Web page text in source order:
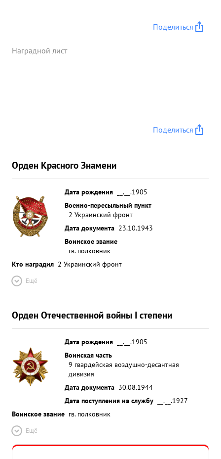
Поделиться
Наградной лист
Поделиться
Орден Красного Знамени
Дата рождения
__.__.1905
Военно-пересыльный пункт
2 Украинский фронт
Дата документа 23.10.1943
Воинское звание
гв. полковник
Кто наградил 2 Украинский фронт
Ещё
Орден Отечественной войны I степени
Дата рождения
__.__.1905
Воинская часть
9 гвардейская воздушно-десантная
дивизия
Дата документа 30.08.1944
Дата поступления на службу
__.__.1927
Воинское звание гв. полковник
Ещё